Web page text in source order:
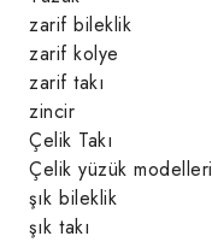
zarif bileklik
zarif kolye
zarif takı
zincir
Çelik Takı
Çelik yüzük modelleri
şık bileklik
şık takı